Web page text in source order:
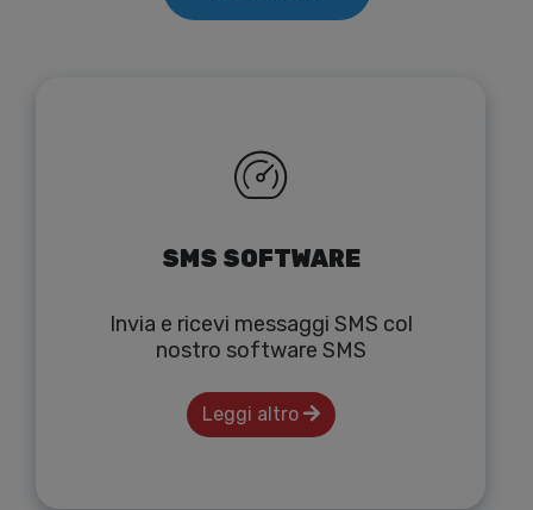
SMS SOFTWARE
Invia e ricevi messaggi SMS col
nostro software SMS
Leggi altro